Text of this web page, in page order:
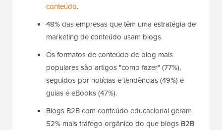
conteúdo.
48% das empresas que têm uma estratégia de
marketing de conteúdo usam blogs.
Os formatos de conteúdo de blog mais
populares são artigos "como fazer" (77%),
seguidos por notícias e tendências (49%) e
guias e eBooks (47%).
Blogs B2B com conteúdo educacional geram
52% mais tráfego orgânico do que blogs B2B